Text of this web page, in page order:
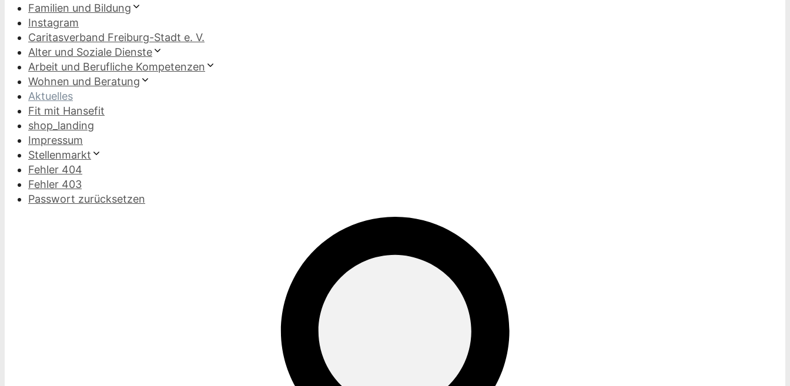
Familien und Bildung
Instagram
Caritasverband Freiburg-Stadt e. V.
Alter und Soziale Dienste
Arbeit und Berufliche Kompetenzen
Wohnen und Beratung
Aktuelles
Fit mit Hansefit
shop_landing
Impressum
Stellenmarkt
Fehler 404
Fehler 403
Passwort zurücksetzen